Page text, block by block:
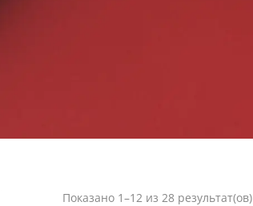
Показано 1–12 из 28 результат(ов)